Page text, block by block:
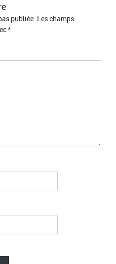
publiée. Les champs
*